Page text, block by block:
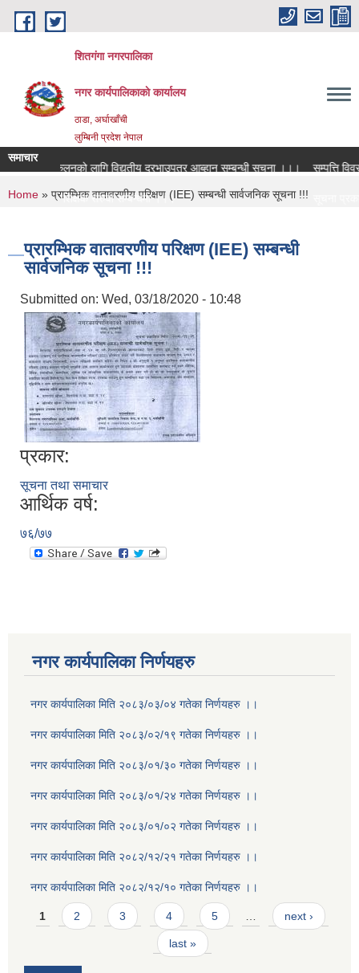
Skip to main content
शितगंगा नगरपालिका
नगर कार्यपालिकाकाे कार्यालय
ठाडा, अर्घाखाँची
लुम्बिनी प्रदेश नेपाल
समाचार
आय संकलनको लागि विद्युतीय दरभाउपत्र आब्हान सम्बन्धी सूचना ।।।
सम्पत्ति
पदमा स्थायी शिक्षक सरुवा सम्बन्धमा ।।। सूचना
You are here
Home » प्रारम्भिक वातावरणीय परिक्षण (IEE) सम्बन्धी सार्वजनिक सूचना !!!
प्रारम्भिक वातावरणीय परिक्षण (IEE) सम्बन्धी
सार्वजनिक सूचना !!!
Submitted on: Wed, 03/18/2020 - 10:48
प्रकार:
सूचना तथा समाचार
आर्थिक वर्ष:
७६/७७
नगर कार्यपालिका निर्णयहरु
नगर कार्यपालिका मिति २०८३/०३/०४ गतेका निर्णयहरु ।।
नगर कार्यपालिका मिति २०८३/०२/१९ गतेका निर्णयहरु ।।
नगर कार्यपालिका मिति २०८३/०१/३० गतेका निर्णयहरु ।।
नगर कार्यपालिका मिति २०८३/०१/२४ गतेका निर्णयहरु ।।
नगर कार्यपालिका मिति २०८३/०१/०२ गतेका निर्णयहरु ।।
नगर कार्यपालिका मिति २०८२/१२/२१ गतेका निर्णयहरु ।।
नगर कार्यपालिका मिति २०८२/१२/१० गतेका निर्णयहरु ।।
Pages
1 2 3 4 5 … next ›
last »